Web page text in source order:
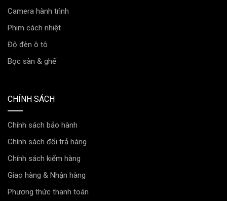
Camera hành trình
Phim cách nhiệt
Độ đèn ô tô
Bọc sàn & ghế
CHÍNH SÁCH
Chính sách bảo hành
Chính sách đổi trả hàng
Chính sách kiểm hàng
Giao hàng & Nhận hàng
Phương thức thanh toán